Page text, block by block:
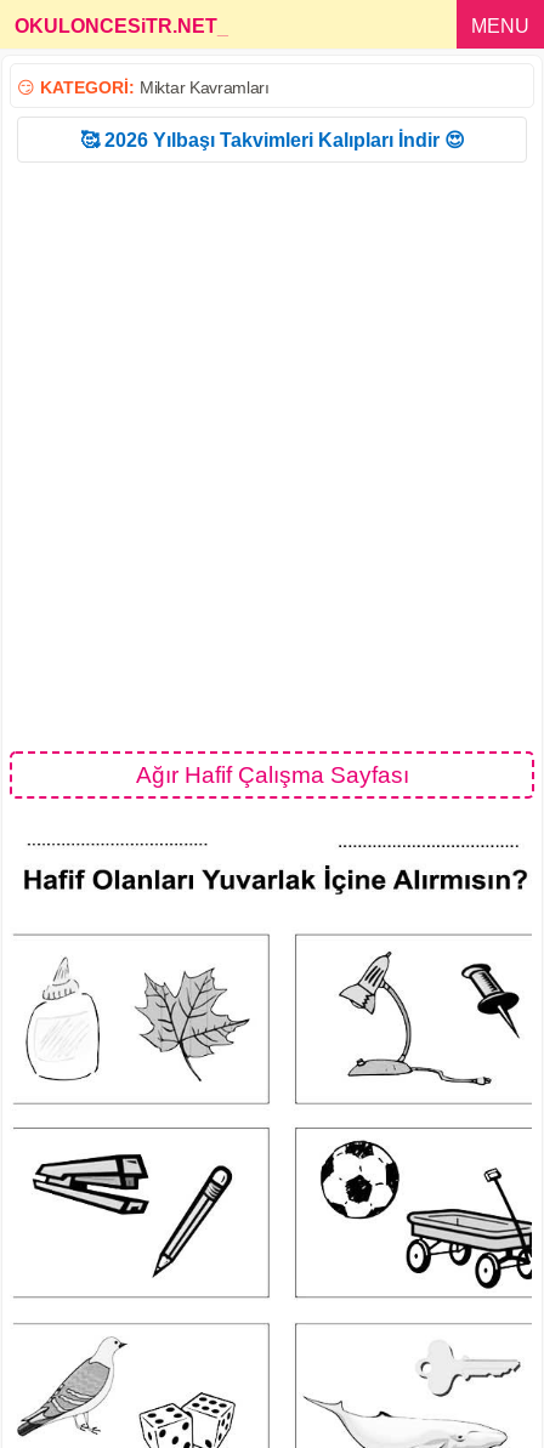
OKULONCESiTR.NET MENU
😏 KATEGORİ: Miktar Kavramları
🥰 2026 Yılbaşı Takvimleri Kalıpları İndir 😍
Ağır Hafif Çalışma Sayfası